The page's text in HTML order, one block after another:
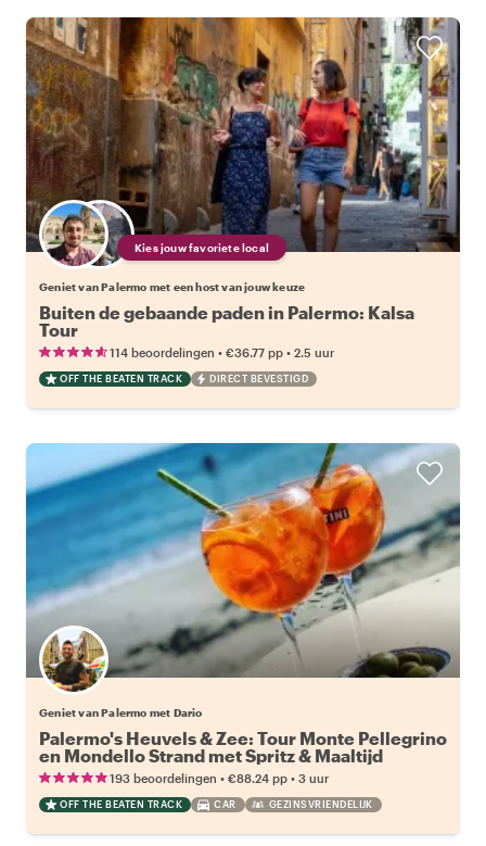
Kies jouw favoriete local
Geniet van Palermo met een host van jouw keuze
Buiten de gebaande paden in Palermo: Kalsa
Tour
114 beoordelingen • €36.77 pp • 2.5 uur
OFF THE BEATEN TRACK DIRECT BEVESTIGD
Geniet van Palermo met Dario
Palermo's Heuvels & Zee: Tour Monte Pellegrino
en Mondello Strand met Spritz & Maaltijd
193 beoordelingen • €88.24 pp • 3 uur
OFF THE BEATEN TRACK CAR GEZINSVRIENDELIJK